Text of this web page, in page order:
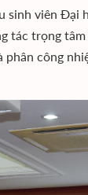
viên Đại
tác trọng
công